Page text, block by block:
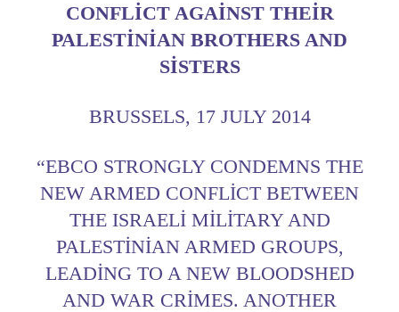
CONFLICT AGAINST THEIR
PALESTINIAN BROTHERS AND
SISTERS
BRUSSELS, 17 JULY 2014
“EBCO STRONGLY CONDEMNS THE
NEW ARMED CONFLICT BETWEEN
THE ISRAELI MILITARY AND
PALESTINIAN ARMED GROUPS,
LEADING TO A NEW BLOODSHED
AND WAR CRIMES. ANOTHER